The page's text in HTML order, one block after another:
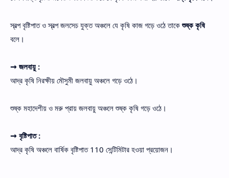
স্বল্প বৃষ্টিপাত ও স্বল্প জলসেচ যুক্ত অঞ্চলে যে কৃষি কাজ গড়ে ওঠে তাকেশুষ্ক কৃষি
বলে।
➞ জলবায়ু :
আদ্র কৃষি নিরক্ষীয় মৌসুমী জলবায়ু অঞ্চলে গড়ে ওঠে।
শুষ্ক মহাদেশীয় ও মরু প্রায় জলবায়ু অঞ্চলে শুষ্ক কৃষি গড়ে ওঠে।
➞ বৃষ্টিপাত :
আদ্র কৃষি অঞ্চলে বার্ষিক বৃষ্টিপাত 110 সেন্টিমিটার হওয়া প্রয়োজন।